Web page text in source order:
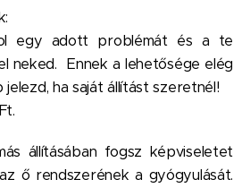
egy adott problémát és a te
neked. Ennek a lehetősége elég
jelezd, ha saját állítást szeretnél!
állításában fogsz képviseletet
ő rendszerének a gyógyulását.